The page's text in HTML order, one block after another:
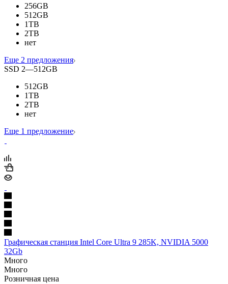
256GB
512GB
1TB
2TB
нет
Еще 2 предложения
SSD 2—512GB
512GB
1TB
2TB
нет
Еще 1 предложение
Графическая станция Intel Core Ultra 9 285K, NVIDIA 5000
32Gb
Много
Много
Розничная цена